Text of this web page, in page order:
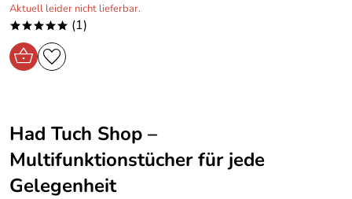
Aktuell leider nicht lieferbar.
***** (1)
Had Tuch Shop –
Multifunktionstücher für jede
Gelegenheit